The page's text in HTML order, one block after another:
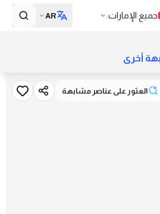
جميع الإمارات. AR
أخرى
العثور على عناصر مشابهةالعثور على عناصر مشابهة